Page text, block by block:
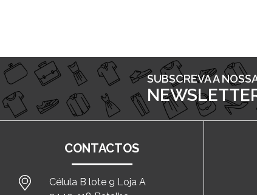
SUBSCREVA A
CONTACTOS
Célula B lote 9 Loja A